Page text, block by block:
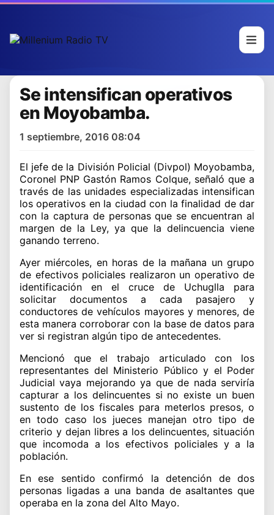
Se intensifican operativos
en Moyobamba.
1 septiembre, 2016 08:04
El jefe de la División Policial (Divpol) Moyobamba,
Coronel PNP Gastón Ramos Colque, señaló que a
través de las unidades especializadas intensifican
los operativos en la ciudad con la finalidad de dar
con la captura de personas que se encuentran al
margen de la Ley, ya que la delincuencia viene
ganando terreno.
Ayer miércoles, en horas de la mañana un grupo
de efectivos policiales realizaron un operativo de
identificación en el cruce de Uchuglla para
solicitar documentos a cada pasajero y
conductores de vehículos mayores y menores, de
esta manera corroborar con la base de datos para
ver si registran algún tipo de antecedentes.
Mencionó que el trabajo articulado con los
representantes del Ministerio Público y el Poder
Judicial vaya mejorando ya que de nada serviría
capturar a los delincuentes si no existe un buen
sustento de los fiscales para meterlos presos, o
en todo caso los jueces manejan otro tipo de
criterio y dejan libres a los delincuentes, situación
que incomoda a los efectivos policiales y a la
población.
En ese sentido confirmó la detención de dos
personas ligadas a una banda de asaltantes que
operaba en la zona del Alto Mayo.